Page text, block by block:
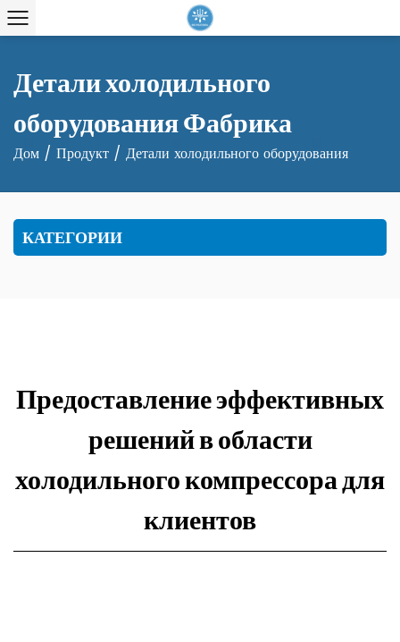
Детали холодильного
оборудования Фабрика
Дом / Продукт / Детали холодильного оборудования
КАТЕГОРИИ
Предоставление эффективных
решений в области
холодильного компрессора для
клиентов